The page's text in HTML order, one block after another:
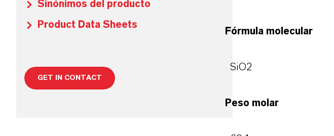
Sinónimos del producto
Product Data Sheets
GET IN CONTACT
Fórmula molecular
SiO2
Peso molar